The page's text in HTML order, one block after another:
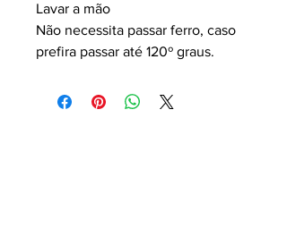
Lavar a mão
Não necessita passar ferro, caso
prefira passar até 120º graus.